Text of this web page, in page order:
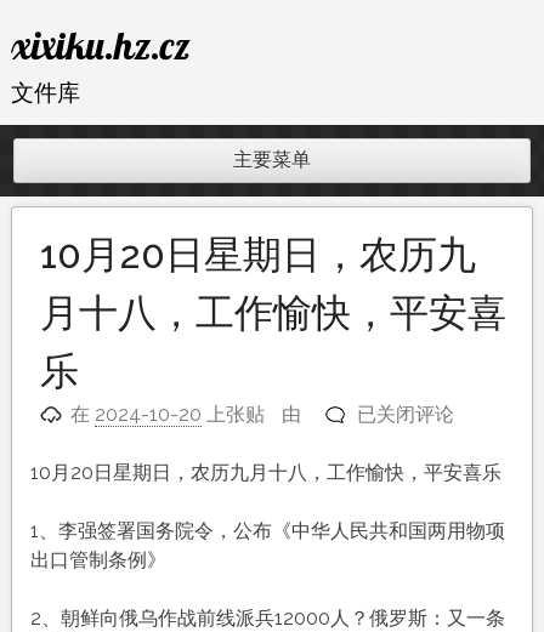
至
内
xixiku.hz.cz
文件库
主要菜单
10月20日星期日，农历九
月十八，工作愉快，平安喜
乐
在 2024-10-20 上张贴 由
10
20
星
农
已关闭评论
10月20日星期日，农历九月十八，工作愉快，平安喜乐
1、李强签署国务院令，公布《中华人民共和国两用物项
出口管制条例》
2、朝鲜向俄乌作战前线派兵12000人？俄罗斯：又一条